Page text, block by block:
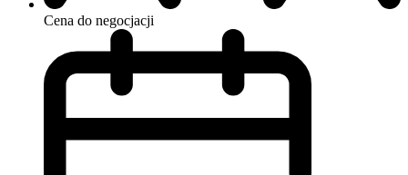
Cena do negocjacji